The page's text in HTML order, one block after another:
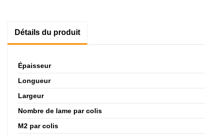
Détails du produit
Épaisseur
Longueur
Largeur
Nombre de lame par colis
M2 par colis